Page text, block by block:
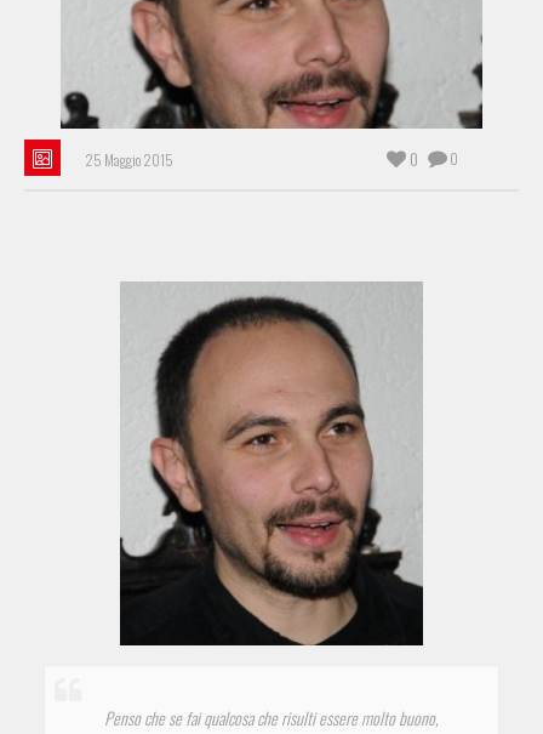
25 Maggio 2015 0
0
Penso che se fai qualcosa che risulti essere molto buono,